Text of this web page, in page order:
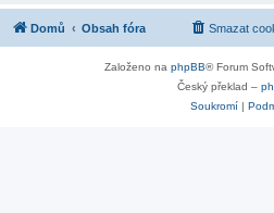
Domů Obsah fóra Smazat
Založeno na phpBB® Forum
Český překlad –
Soukromí|